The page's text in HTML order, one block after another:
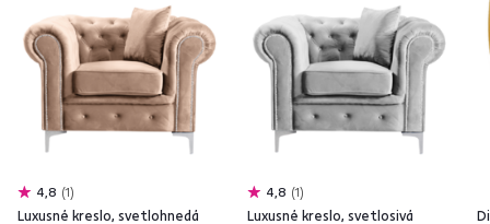
4,8 1
Luxusné kreslo, svetlohnedá
4,8 1
Luxusné kreslo, svetlosivá